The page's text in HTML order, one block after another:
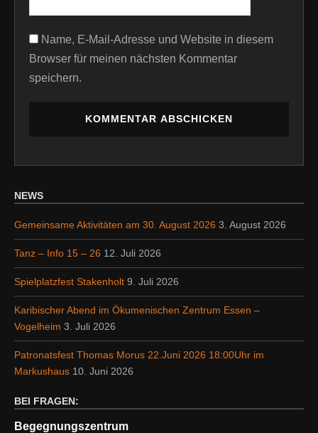
Name, E-Mail-Adresse und Website in diesem
Browser für meinen nächsten Kommentar
speichern.
NEWS
Gemeinsame Aktivitäten am 30. August 2026 3. August 2026
Tanz – Info 15 – 26 12. Juli 2026
Spielplatzfest Stakenholt 9. Juli 2026
Karibischer Abend im Ökumenischen Zentrum Essen –
Vogelheim 3. Juli 2026
Patronatsfest Thomas Morus 22.Juni 2026 18:00Uhr im
Markushaus 10. Juni 2026
BEI FRAGEN:
Begegnungszentrum